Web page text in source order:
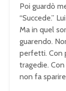
Poi guardò
“Succede.”
Ma in quel
guarendo.
perfetti. Con
tragedie.
non fa